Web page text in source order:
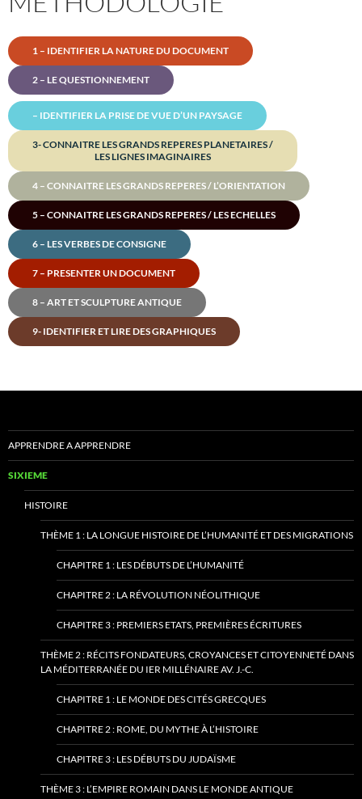
1 – IDENTIFIER LA NATURE DU DOCUMENT
2 – LE QUESTIONNEMENT
– IDENTIFIER LA PRISE DE VUE D’UN PAYSAGE
3- CONNAITRE LES GRANDS REPERES PLANETAIRES /
LES LIGNES IMAGINAIRES
4 – CONNAITRE LES GRANDS REPERES / L’ORIENTATION
5 – CONNAITRE LES GRANDS REPERES / LES ECHELLES
6 – LES VERBES DE CONSIGNE
7 – PRESENTER UN DOCUMENT
8 – ART ET SCULPTURE ANTIQUE
9- IDENTIFIER ET LIRE DES GRAPHIQUES
APPRENDRE A APPRENDRE
SIXIEME
HISTOIRE
THÈME 1 : LA LONGUE HISTOIRE DE L’HUMANITÉ ET DES MIGRATIONS
CHAPITRE 1 : LES DÉBUTS DE L’HUMANITÉ
CHAPITRE 2 : LA RÉVOLUTION NÉOLITHIQUE
CHAPITRE 3 : PREMIERS ETATS, PREMIÈRES ÉCRITURES
THÈME 2 : RÉCITS FONDATEURS, CROYANCES ET CITOYENNETÉ DANS
LA MÉDITERRANÉE DU IER MILLÉNAIRE AV. J.-C.
CHAPITRE 1 : LE MONDE DES CITÉS GRECQUES
CHAPITRE 2 : ROME, DU MYTHE À L’HISTOIRE
CHAPITRE 3 : LES DÉBUTS DU JUDAÏSME
THÈME 3 : L’EMPIRE ROMAIN DANS LE MONDE ANTIQUE